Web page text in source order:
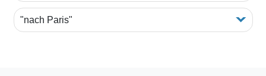
"nach Paris"